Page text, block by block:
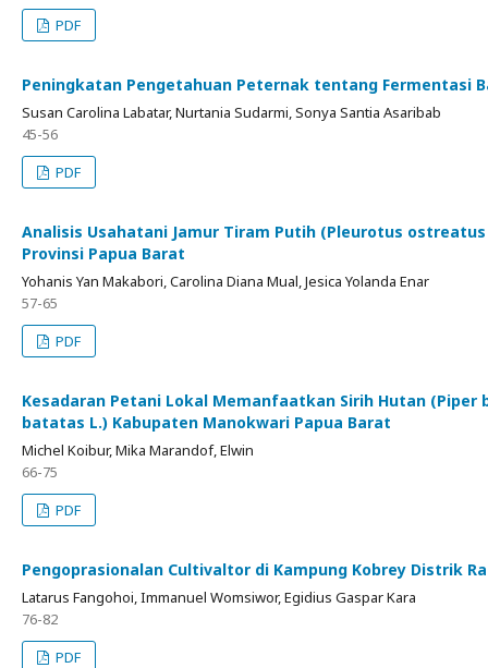
PDF
Peningkatan Pengetahuan Peternak tentang Fermentasi
Susan Carolina Labatar, Nurtania Sudarmi, Sonya Santia Asaribab
45-56
PDF
Analisis Usahatani Jamur Tiram Putih (Pleurotus
Provinsi Papua Barat
Yohanis Yan Makabori, Carolina Diana Mual, Jesica Yolanda Enar
57-65
PDF
Kesadaran Petani Lokal Memanfaatkan Sirih Hutan
batatas L.) Kabupaten Manokwari Papua Barat
Michel Koibur, Mika Marandof, Elwin
66-75
PDF
Pengoprasionalan Cultivaltor di Kampung Kobrey Distrik
Latarus Fangohoi, Immanuel Womsiwor, Egidius Gaspar Kara
76-82
PDF